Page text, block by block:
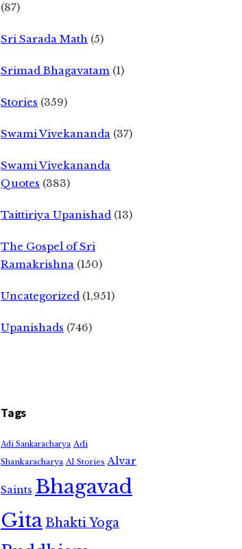
(87)
Sri Sarada Math (5)
Srimad Bhagavatam (1)
Stories (359)
Swami Vivekananda (37)
Swami Vivekananda
Quotes (383)
Taittiriya Upanishad (13)
The Gospel of Sri
Ramakrishna (150)
Uncategorized (1,951)
Upanishads (746)
Tags
Adi Sankaracharya Adi
Shankaracharya AI Stories Alvar
Saints Bhagavad
GitaBhakti Yoga